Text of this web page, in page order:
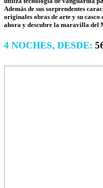
Además de sus sorprendentes
originales obras de arte y su casco
ahora y descubre la maravilla del
4 NOCHES, DESDE: